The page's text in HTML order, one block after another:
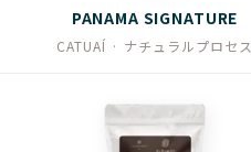
PANAMA SIGNATURE
CATUAÍ · ナチュラルプロセス